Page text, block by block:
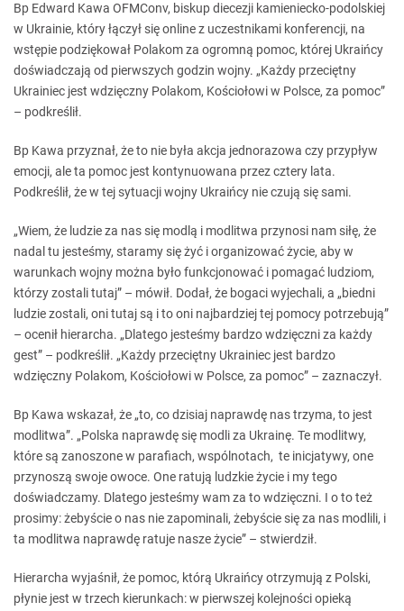
Bp Edward Kawa OFMConv, biskup diecezji kamieniecko-podolskiej
w Ukrainie, który łączył się online z uczestnikami konferencji, na
wstępie podziękował Polakom za ogromną pomoc, której Ukraińcy
doświadczają od pierwszych godzin wojny. „Każdy przeciętny
Ukrainiec jest wdzięczny Polakom, Kościołowi w Polsce, za pomoc”
– podkreślił.
Bp Kawa przyznał, że to nie była akcja jednorazowa czy przypływ
emocji, ale ta pomoc jest kontynuowana przez cztery lata.
Podkreślił, że w tej sytuacji wojny Ukraińcy nie czują się sami.
„Wiem, że ludzie za nas się modlą i modlitwa przynosi nam siłę, że
nadal tu jesteśmy, staramy się żyć i organizować życie, aby w
warunkach wojny można było funkcjonować i pomagać ludziom,
którzy zostali tutaj” – mówił. Dodał, że bogaci wyjechali, a „biedni
ludzie zostali, oni tutaj są i to oni najbardziej tej pomocy potrzebują”
– ocenił hierarcha. „Dlatego jesteśmy bardzo wdzięczni za każdy
gest” – podkreślił. „Każdy przeciętny Ukrainiec jest bardzo
wdzięczny Polakom, Kościołowi w Polsce, za pomoc” – zaznaczył.
Bp Kawa wskazał, że „to, co dzisiaj naprawdę nas trzyma, to jest
modlitwa”. „Polska naprawdę się modli za Ukrainę. Te modlitwy,
które są zanoszone w parafiach, wspólnotach, te inicjatywy, one
przynoszą swoje owoce. One ratują ludzkie życie i my tego
doświadczamy. Dlatego jesteśmy wam za to wdzięczni. I o to też
prosimy: żebyście o nas nie zapominali, żebyście się za nas modlili, i
ta modlitwa naprawdę ratuje nasze życie” – stwierdził.
Hierarcha wyjaśnił, że pomoc, którą Ukraińcy otrzymują z Polski,
płynie jest w trzech kierunkach: w pierwszej kolejności opieką